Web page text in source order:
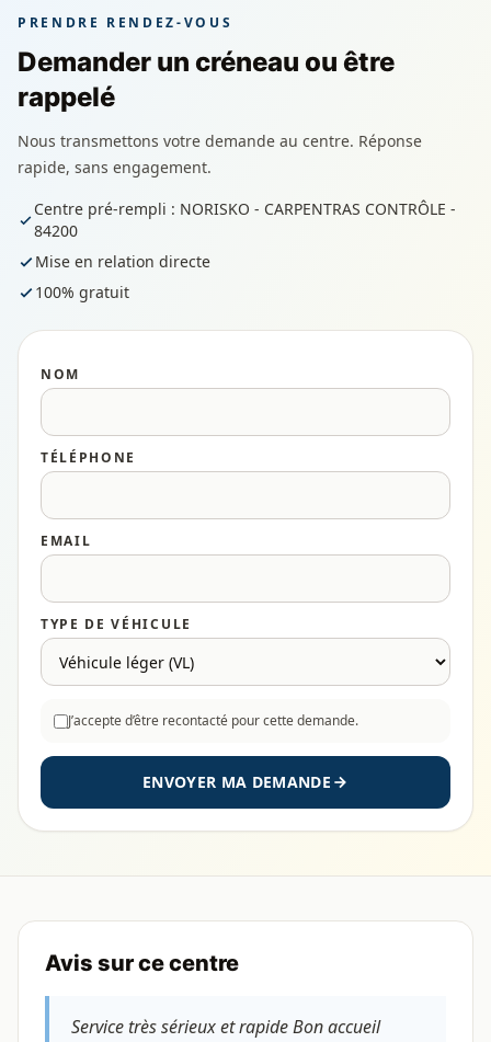
PRENDRE RENDEZ-VOUS
Demander un créneau ou être
rappelé
Nous transmettons votre demande au centre. Réponse
rapide, sans engagement.
Centre pré-rempli : NORISKO - CARPENTRAS CONTRÔLE -
84200
Mise en relation directe
100% gratuit
NOM
TÉLÉPHONE
EMAIL
TYPE DE VÉHICULE
J’accepte d’être recontacté pour cette demande.
ENVOYER MA DEMANDE
Avis sur ce centre
Service très sérieux et rapide Bon accueil